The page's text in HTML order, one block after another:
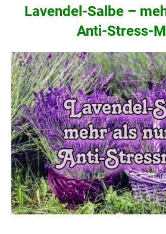
Lavendel-Salbe –
Anti-Stress-